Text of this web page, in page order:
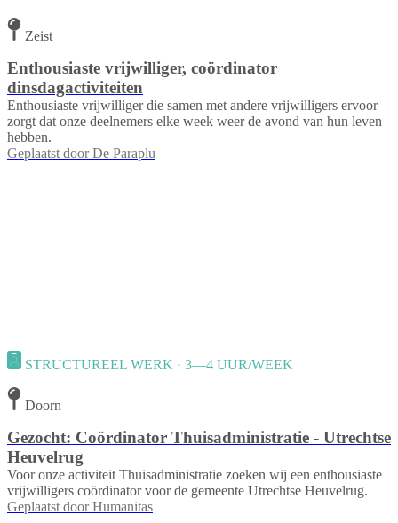
Zeist
Enthousiaste vrijwilliger, coördinator
dinsdagactiviteiten
Enthousiaste vrijwilliger die samen met andere vrijwilligers ervoor
zorgt dat onze deelnemers elke week weer de avond van hun leven
hebben.
Geplaatst door De Paraplu
STRUCTUREEL WERK · 3—4 UUR/WEEK
Doorn
Gezocht: Coördinator Thuisadministratie - Utrechtse
Heuvelrug
Voor onze activiteit Thuisadministratie zoeken wij een enthousiaste
vrijwilligers coördinator voor de gemeente Utrechtse Heuvelrug.
Geplaatst door Humanitas